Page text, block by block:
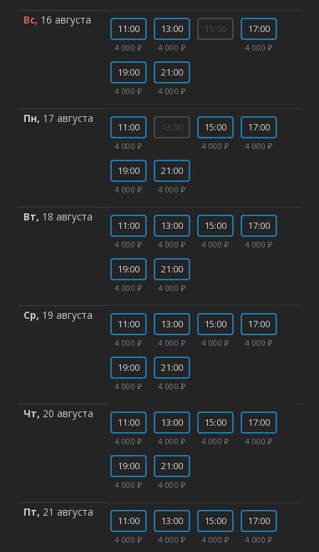
Вс, 16 августа
11:00
4 000 ₽
13:00
4 000 ₽
15:00 17:00
4 000 ₽
19:00
4 000 ₽
21:00
4 000 ₽
Пн, 17 августа
11:00
4 000 ₽
13:00 15:00
4 000 ₽
17:00
4 000 ₽
19:00
4 000 ₽
21:00
4 000 ₽
Вт, 18 августа
11:00
4 000 ₽
13:00
4 000 ₽
15:00
4 000 ₽
17:00
4 000 ₽
19:00
4 000 ₽
21:00
4 000 ₽
Ср, 19 августа
11:00
4 000 ₽
13:00
4 000 ₽
15:00
4 000 ₽
17:00
4 000 ₽
19:00
4 000 ₽
21:00
4 000 ₽
Чт, 20 августа
11:00
4 000 ₽
13:00
4 000 ₽
15:00
4 000 ₽
17:00
4 000 ₽
19:00
4 000 ₽
21:00
4 000 ₽
Пт, 21 августа
11:00
4 000 ₽
13:00
4 000 ₽
15:00
4 000 ₽
17:00
4 000 ₽